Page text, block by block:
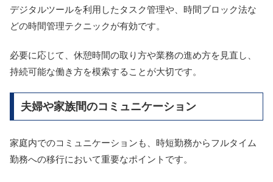
デジタルツールを利用したタスク管理や、時間ブロック法な
どの時間管理テクニックが有効です。
必要に応じて、休憩時間の取り方や業務の進め方を見直し、
持続可能な働き方を模索することが大切です。
夫婦や家族間のコミュニケーション
家庭内でのコミュニケーションも、時短勤務からフルタイム
勤務への移行において重要なポイントです。